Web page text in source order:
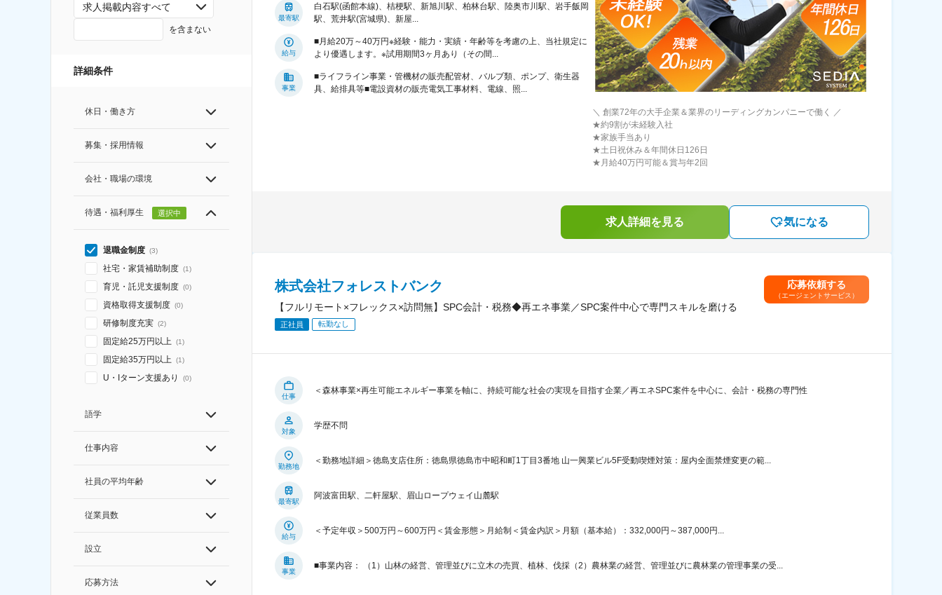
求人掲載内容すべて
を含まない
詳細条件
休日・働き方
募集・採用情報
会社・職場の環境
待遇・福利厚生 選択中
退職金制度 (3)
社宅・家賃補助制度 (1)
育児・託児支援制度 (0)
資格取得支援制度 (0)
研修制度充実 (2)
固定給25万円以上 (1)
固定給35万円以上 (1)
U・Iターン支援あり (0)
語学
仕事内容
社員の平均年齢
従業員数
設立
応募方法
最寄駅
白石駅(函館本線)、桔梗駅、新旭川駅、柏林台駅、陸奥市川駅、岩手飯岡
駅、荒井駅(宮城県)、新屋...
給与
■月給20万～40万円※経験・能力・実績・年齢等を考慮の上、当社規定に
より優遇します。※試用期間3ヶ月あり（その間...
事業
■ライフライン事業・管機材の販売配管材、バルブ類、ポンプ、衛生器
具、給排具等■電設資材の販売電気工事材料、電線、照...
＼ 創業72年の大手企業＆業界のリーディングカンパニーで働く ／
★約9割が未経験入社
★家族手当あり
★土日祝休み＆年間休日126日
★月給40万円可能＆賞与年2回
求人詳細を見る 気になる
株式会社フォレストバンク
【フルリモート×フレックス×訪問無】SPC会計・税務◆再エネ事業／SPC案件中心で専門スキルを磨ける
正社員 転勤なし
応募依頼する
（エージェントサービス）
仕事
＜森林事業×再生可能エネルギー事業を軸に、持続可能な社会の実現を目指す企業／再エネSPC案件を中心に、会計・税務の専門性
対象
学歴不問
勤務地
＜勤務地詳細＞徳島支店住所：徳島県徳島市中昭和町1丁目3番地 山一興業ビル5F受動喫煙対策：屋内全面禁煙変更の範...
最寄駅
阿波富田駅、二軒屋駅、眉山ロープウェイ山麓駅
給与
＜予定年収＞500万円～600万円＜賃金形態＞月給制＜賃金内訳＞月額（基本給）：332,000円～387,000円...
事業
■事業内容： （1）山林の経営、管理並びに立木の売買、植林、伐採（2）農林業の経営、管理並びに農林業の管理事業の受...